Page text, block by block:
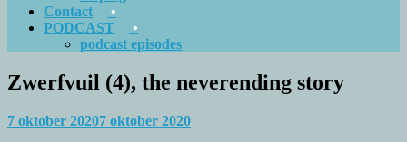
Contact
PODCAST
podcast episodes
Zwerfvuil (4), the neverending story
7 oktober 20207 oktober 2020